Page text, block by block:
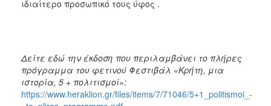
ιδιαίτερο προσωπικό τους ύφος .
Δείτε εδώ την έκδοση που περιλαμβάνει το πλήρες
πρόγραμμα του φετινού Φεστιβάλ «Κρήτη, μια
ιστορία, 5 + πολιτισμοί»:
https://www.heraklion.gr/files/items/7/71046/5+1_politismoi_-